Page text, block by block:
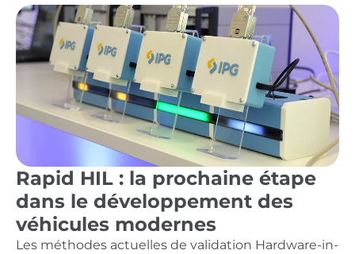
Rapid HIL : la prochaine étape
dans le développement des
véhicules modernes
Les méthodes actuelles de validation Hardware-in-